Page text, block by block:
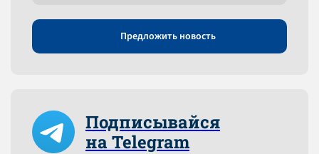
Предложить новость
Подписывайся
на Telegram